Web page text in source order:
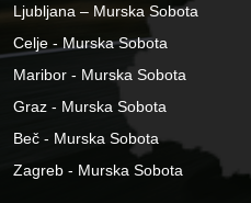
Ljubljana – Murska Sobota
Celje - Murska Sobota
Maribor - Murska Sobota
Graz - Murska Sobota
Beč - Murska Sobota
Zagreb - Murska Sobota